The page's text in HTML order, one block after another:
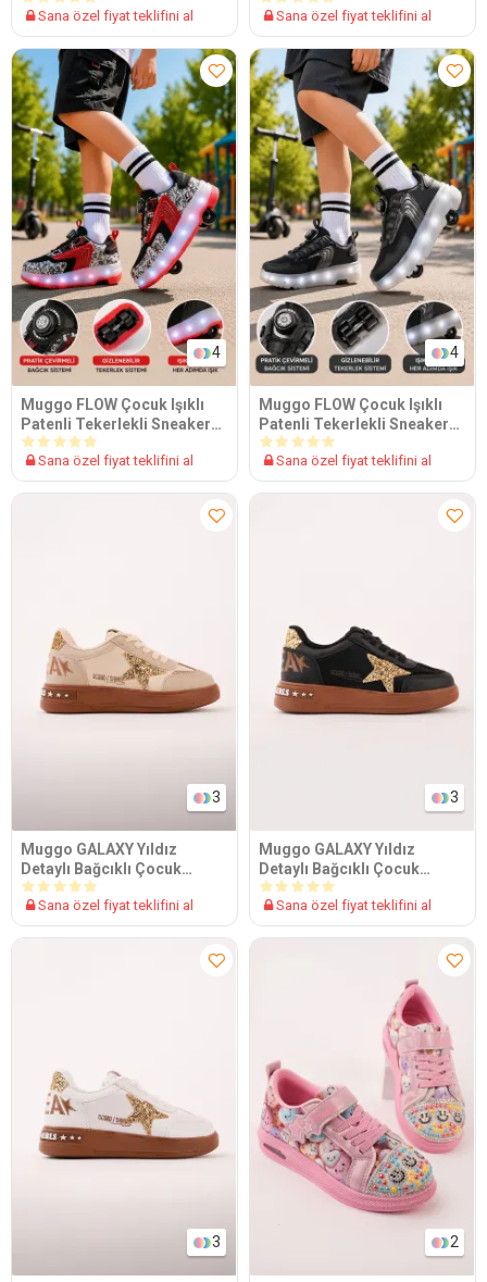
Sana özel fiyat teklifini al Sana özel fiyat teklifini al
4
Muggo FLOW Çocuk Işıklı
Patenli Tekerlekli Sneaker
Spor Ayakkabı
Sana özel fiyat teklifini al
4
Muggo FLOW Çocuk Işıklı
Patenli Tekerlekli Sneaker
Spor Ayakkabı
Sana özel fiyat teklifini al
3
Muggo GALAXY Yıldız
Detaylı Bağcıklı Çocuk
Günlük Sneaker Spor
Ayakkabı
Sana özel fiyat teklifini al
3
Muggo GALAXY Yıldız
Detaylı Bağcıklı Çocuk
Günlük Sneaker Spor
Ayakkabı
Sana özel fiyat teklifini al
3 2